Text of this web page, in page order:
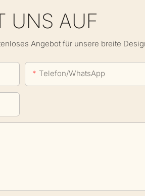
UNS AUF
Angebot für unsere breite
Telefon/WhatsApp